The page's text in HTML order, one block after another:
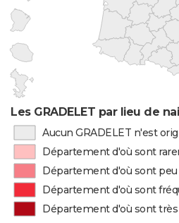
Les GRADELET par lieu de
Aucun GRADELET n'est
Département d'où sont
Département d'où sont peu
Département d'où sont
Département d'où sont